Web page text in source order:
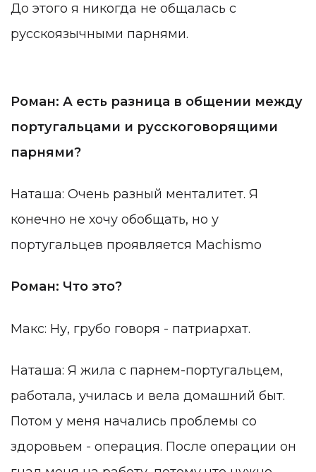
До этого я никогда не общалась с
русскоязычными парнями.
Роман: А есть разница в общении между
португальцами и русскоговорящими
парнями?
Наташа: Очень разный менталитет. Я
конечно не хочу обобщать, но у
португальцев проявляется Machismo
Роман: Что это?
Макс: Ну, грубо говоря - патриархат.
Наташа: Я жила с парнем-португальцем,
работала, училась и вела домашний быт.
Потом у меня начались проблемы со
здоровьем - операция. После операции он